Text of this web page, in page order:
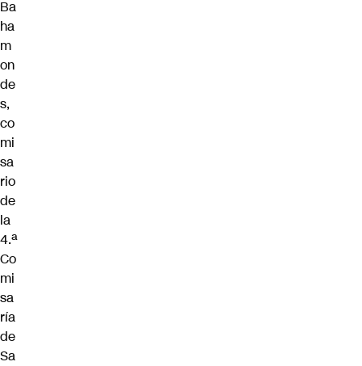
Ba
ha
m
on
de
s,
co
mi
sa
rio
de
la
4.ª
Co
mi
sa
ría
de
Sa